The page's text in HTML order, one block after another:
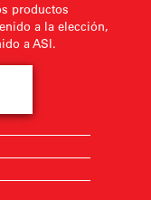
productos
a la elección,
a ASI.